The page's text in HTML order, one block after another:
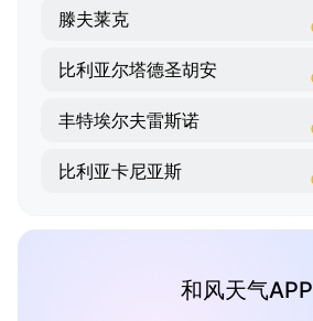
滕夫莱克
比利亚尔塔德圣胡安
丰特埃尔夫雷斯诺
比利亚卡尼亚斯
和风天气APP